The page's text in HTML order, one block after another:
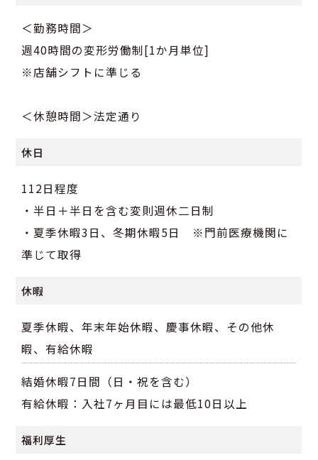
＜勤務時間＞
週40時間の変形労働制[1か月単位]
※店舗シフトに準じる
＜休憩時間＞法定通り
休日
112日程度
・半日＋半日を含む変則週休二日制
・夏季休暇3日、冬期休暇5日 ※門前医療機関に
準じて取得
休暇
夏季休暇、年末年始休暇、慶事休暇、その他休
暇、有給休暇
結婚休暇7日間（日・祝を含む）
有給休暇：入社7ヶ月目には最低10日以上
福利厚生